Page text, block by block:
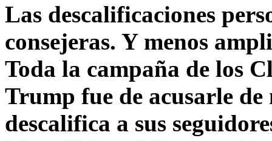
Las descalificaciones
consejeras. Y menos
Toda la campaña de los
Trump fue de acusarle
descalifica a sus